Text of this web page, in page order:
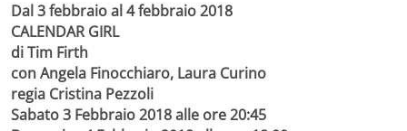
Dal 3 febbraio al 4 febbraio 2018
CALENDAR GIRL
di Tim Firth
con Angela Finocchiaro, Laura Curino
regia Cristina Pezzoli
Sabato 3 Febbraio 2018 alle ore 20:45